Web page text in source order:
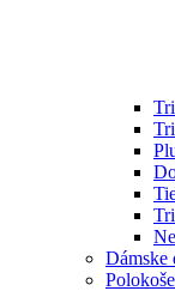
Dámske